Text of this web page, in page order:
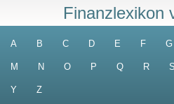
Finanzlexikon
A B C D E F G
M N O P Q R S
Y Z